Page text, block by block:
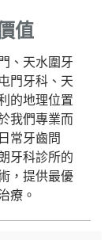
值
、天水圍牙
門牙科、天
的地理位置
我們專業而
常牙齒問
牙科診所的
，提供最優
療。